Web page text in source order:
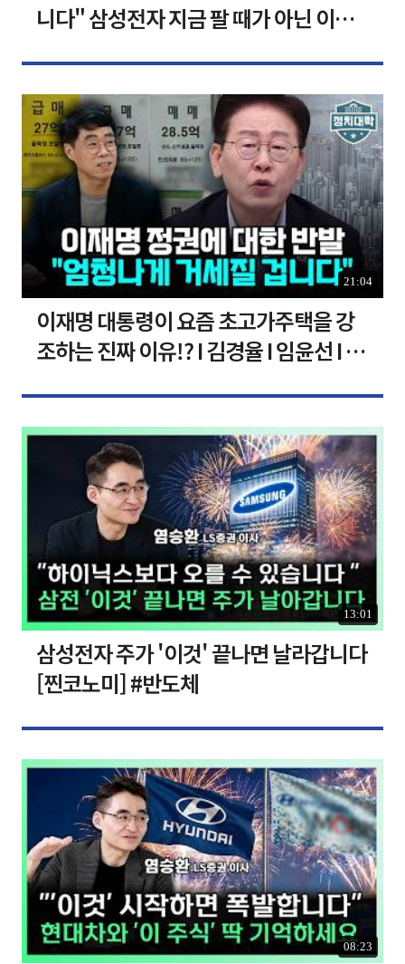
니다" 삼성전자 지금 팔 때가 아닌 이유
21:04
이재명 대통령이 요즘 초고가주택을 강
조하는 진짜 이유!? I 김경율 I 임윤선 I 정
13:01
삼성전자 주가 '이것' 끝나면 날라갑니다
[찐코노미] #반도체
08:23